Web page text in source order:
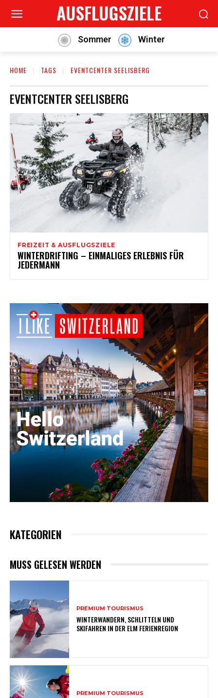
AUSFLUGSZIELE
Sommer Winter
HOME TAGS EVENTCENTER SEELISBERG
EVENTCENTER SEELISBERG
FREIZEIT & AUSFLUGSZIELE
WINTERDRIFTING – EINMALIGES ERLEBNIS FÜR
JEDERMANN
KATEGORIEN
MUSS GELESEN WERDEN
PREMIUM TOURISMUS
WINTERWANDERN, SCHLITTELN UND
SKIFAHREN IN DER ELM FERIENREGION
PREMIUM TOURISMUS